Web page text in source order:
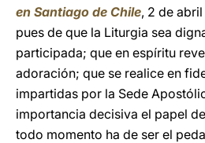
en Santiago de Chile, 2 de
pues de que la Liturgia sea
participada; que en espíritu
adoración; que se realice en
impartidas por la Sede
importancia decisiva el papel
todo momento ha de ser el